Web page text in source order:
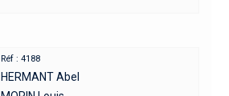
Réf : 4188
HERMANT Abel